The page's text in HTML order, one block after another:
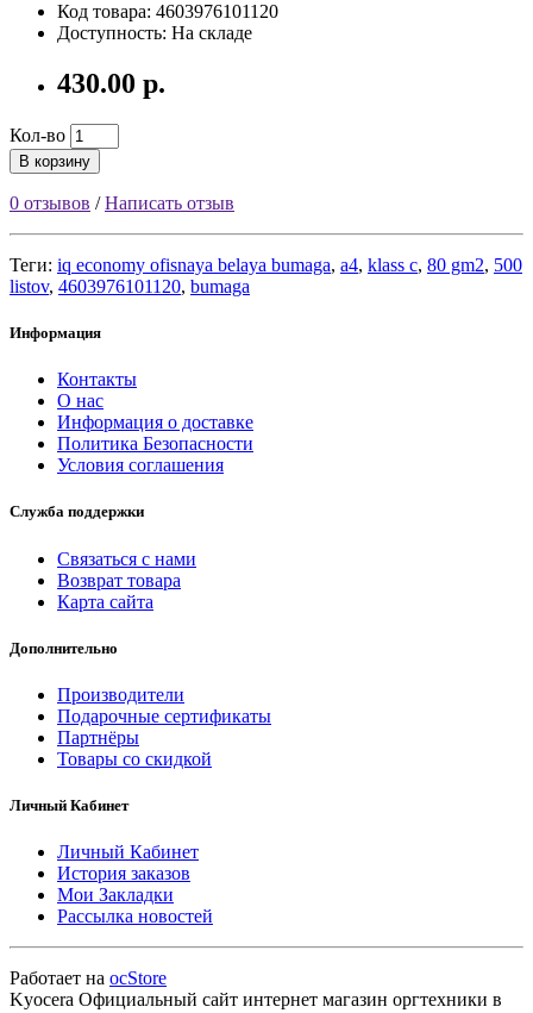
Код товара: 4603976101120
Доступность: На складе
430.00 р.
Кол-во
В корзину
0 отзывов /Написать отзыв
Теги: iq economy ofisnaya belaya bumaga, a4, klass c, 80 gm2, 500
listov, 4603976101120, bumaga
Информация
Контакты
О нас
Информация о доставке
Политика Безопасности
Условия соглашения
Служба поддержки
Связаться с нами
Возврат товара
Карта сайта
Дополнительно
Производители
Подарочные сертификаты
Партнёры
Товары со скидкой
Личный Кабинет
Личный Кабинет
История заказов
Мои Закладки
Рассылка новостей
Работает на ocStore
Kyocera Официальный сайт интернет магазин оргтехники в